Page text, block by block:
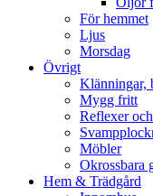
För hemmet
Ljus
Morsdag
Övrigt
Klänningar,
Mygg fritt
Reflexer
Möbler
Okrossbara
Hem & Trädgård